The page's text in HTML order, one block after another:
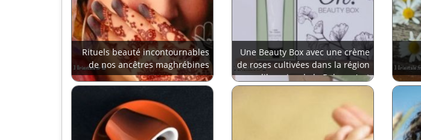
Rituels beauté incontournables
de nos ancêtres maghrébines
Une Beauty Box avec une crème
de roses cultivées dans la région
libanaise de la Bekaa: c'est
merveilleux